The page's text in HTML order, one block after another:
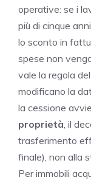
operative: se i
più di cinque
lo sconto in
spese non
vale la regola
modificano la
la cessione
proprietà , il
trasferimento
finale), non alla
Per immobili